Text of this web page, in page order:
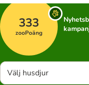
333
zooPoäng
Välj husdjur